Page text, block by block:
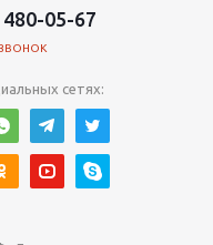
480-05-67
ЗВОНОК
сетях: